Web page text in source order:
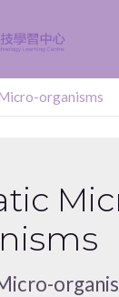
organisms